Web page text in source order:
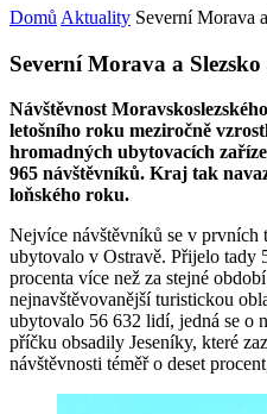
Domů Aktuality Severní Morava
Severní Morava a
Návštěvnost
letošního roku meziročně
hromadných ubytovacích
965 návštěvníků. Kraj tak
loňského roku.
Nejvíce návštěvníků se v prvních
ubytovalo v Ostravě. Přijelo tady
procenta více než za stejné
nejnavštěvovanější turistickou
ubytovalo 56 632 lidí, jedná se o
příčku obsadily Jeseníky, které
návštěvnosti téměř o deset